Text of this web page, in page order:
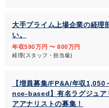
大手プライム上場企業の経理
い。
年収590万円 〜 800万円
経理(スタッフ・担当級)
【増員募集/FP&A/年収
nce-based】有名ラグジュア
アアナリストの募集！